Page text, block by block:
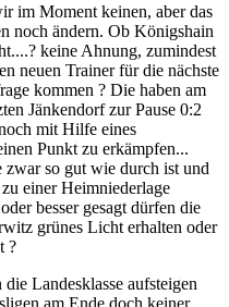
im Moment keinen, aber das
noch ändern. Ob Königshain
keine Ahnung, zumindest
neuen Trainer für die nächste
kommen ? Die haben am
Jänkendorf zur Pause 0:2
mit Hilfe eines
Punkt zu erkämpfen...
so gut wie durch ist und
einer Heimniederlage
besser gesagt dürfen die
grünes Licht erhalten oder
?
Landesklasse aufsteigen
am Ende doch keiner